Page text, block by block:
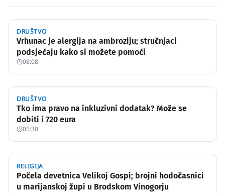
DRUŠTVO
Vrhunac je alergija na ambroziju; stručnjaci
podsjećaju kako si možete pomoći
08:08
DRUŠTVO
Tko ima pravo na inkluzivni dodatak? Može se
dobiti i 720 eura
05:30
RELIGIJA
Počela devetnica Velikoj Gospi; brojni hodočasnici
u marijanskoj župi u Brodskom Vinogorju